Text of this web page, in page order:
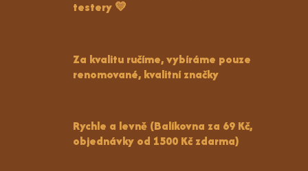
testery 💛
Za kvalitu ručíme, vybíráme pouze
renomované, kvalitní značky
Rychle a levně (Balíkovna za 69 Kč,
objednávky od 1500 Kč zdarma)